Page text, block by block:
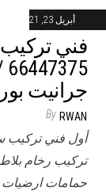
أبريل 23, 2021
فني تركيب
جرانيت
By RWAN
أول فني تركيب
تركيب رخام
حمامات ارضيات